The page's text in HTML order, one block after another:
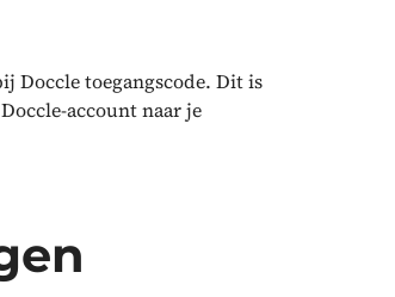
Doccle toegangscode. Dit is
account naar je